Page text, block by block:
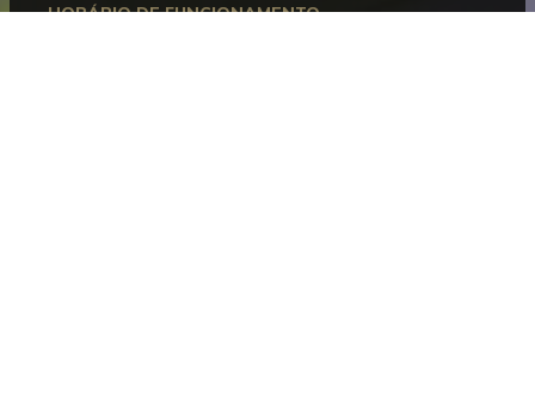
HORÁRIO DE FUNCIONAMENTO